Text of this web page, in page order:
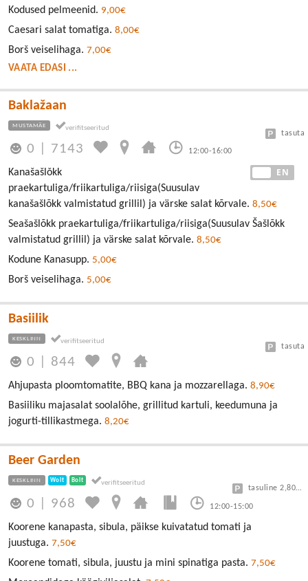
Kodused pelmeenid. 9,00€
Caesari salat tomatiga. 8,00€
Borš veiselihaga. 7,00€
VAATA EDASI ...
Baklažaan
MUSTAMÄE
0 7143 12:00-16:00
tasuta
EN
Kanašašlǒkk
praekartuliga/friikartuliga/riisiga(Suusulav
kanašašlõkk valmistatud grillil) ja värske salat kõrvale. 8,50€
Seašašlõkk praekartuliga/friikartuliga/riisiga(Suusulav Šašlõkk
valmistatud grillil) ja värske salat kõrvale. 8,50€
Kodune Kanasupp. 5,00€
Borš veiselihaga. 5,00€
Basiilik
KESKLINN
0 844
tasuta
Ahjupasta ploomtomatite, BBQ kana ja mozzarellaga. 8,90€
Basiiliku majasalat soolalõhe, grillitud kartuli, keedumuna ja
jogurti-tillikastmega. 8,20€
Beer Garden
KESKLINN Wolt Bolt
0 968 12:00-15:00
tasuline 2,80/30min
Koorene kanapasta, sibula, päikse kuivatatud tomati ja
juustuga. 7,50€
Koorene tomati, sibula, juustu ja mini spinatiga pasta. 7,50€